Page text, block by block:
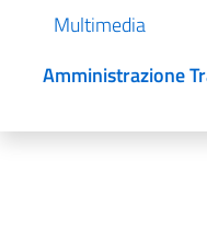
Multimedia
Amministrazione